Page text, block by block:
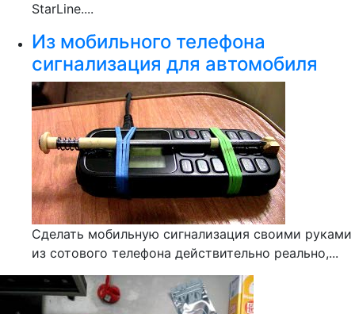
StarLine....
Из мобильного телефона
сигнализация для автомобиля
Сделать мобильную сигнализация своими руками
из сотового телефона действительно реально,...